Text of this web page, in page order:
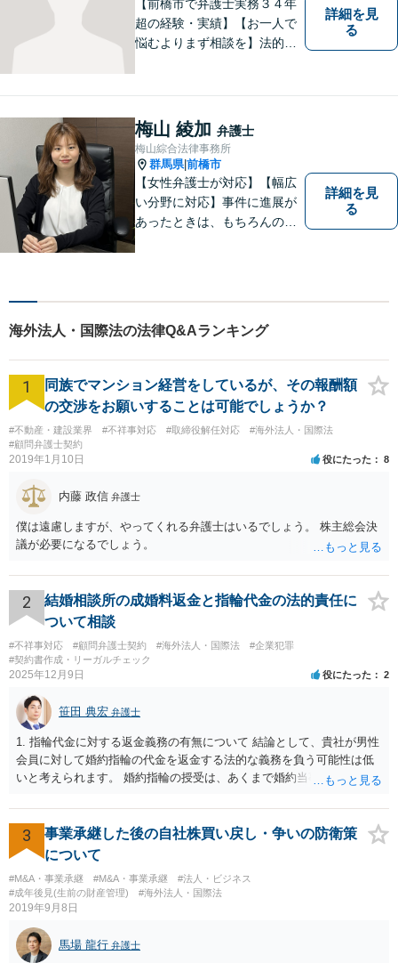
【前橋市で弁護士実務３４年
超の経験・実績】【お一人で
悩むよりまず相談を】法的ト
提供して、最大限の利益確保
のお手伝いをします。
詳細を見
る
梅山 綾加 弁護士
梅山綜合法律事務所
群馬県|前橋市
【女性弁護士が対応】【幅広
い分野に対応】事件に進展が
あったときは、もちろんのこ
相談者様のお話を丁寧にお聞
添った弁護活動をしておりま
す。
詳細を見
る
海外法人・国際法の法律Q&Aランキング
1
同族でマンション経営をしているが、その報酬額
の交渉をお願いすることは可能でしょうか？
#不動産・建設業界 #不祥事対応 #取締役解任対応
#海外法人・国際法
#顧問弁護士契約
2019年1月10日 役にたった 8
内藤 政信 弁護士
僕は遠慮しますが、やってくれる弁護士はいるでしょう。 株主総会決
議が必要になるでしょう。
2
結婚相談所の成婚料返金と指輪代金の法的責任に
ついて相談
#不祥事対応 #顧問弁護士契約 #海外法人・国際法
#企業犯罪
#契約書作成・リーガルチェック
2025年12月9日 役にたった 2
笹田 典宏 弁護士
1. 指輪代金に対する返金義務の有無について 結論として、貴社が男性
会員に対して婚約指輪の代金を返金する法的な義務を負う可能性は低
いと考えられます。 婚約指輪の授受は、あくまで婚約当事者である男
貴社は、その贈与契約の当事者ではありません。したがって、仮に女
性が返金義務を負う場合であっても、貴社が返金義務を負う法的根拠
は見当たりません。 また、国際結婚の仲介契約に関する裁判例では、
会員の個人的な理由による破談で追加的に発生した費用は会員自身が
負担すべきであり、仲介業者に責任がない限り、成婚料の支払いを拒
絶することはできないと判断されています。この裁判例は、仲介業者
を示唆しており、本件でも同様に、指輪の返還が貴社の責任範囲外の
問題であると主張する上で参考になります。 2. 今後の対応について
3
事業承継した後の自社株買い戻し・争いの防衛策
について
#M&A・事業承継 #M&A・事業承継
#法人・ビジネス
#成年後見(生前の財産管理)
#海外法人・国際法
2019年9月8日
馬場 龍行 弁護士